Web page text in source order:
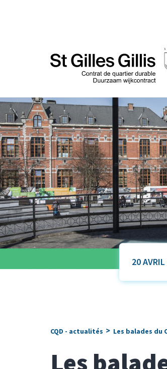
20
CQD - actualités > Les balades du